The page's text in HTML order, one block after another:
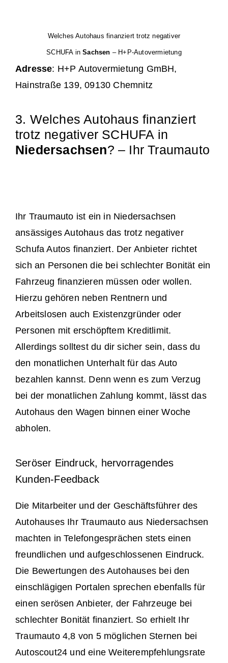
Welches Autohaus finanziert trotz negativer
SCHUFA inSachsen – H+P-Autovermietung
Adresse: H+P Autovermietung GmBH,
Hainstraße 139, 09130 Chemnitz
3. Welches Autohaus finanziert
trotz negativer SCHUFA in
Niedersachsen? – Ihr Traumauto
Ihr Traumauto ist ein in Niedersachsen
ansässiges Autohaus das trotz negativer
Schufa Autos finanziert. Der Anbieter richtet
sich an Personen die bei schlechter Bonität ein
Fahrzeug finanzieren müssen oder wollen.
Hierzu gehören neben Rentnern und
Arbeitslosen auch Existenzgründer oder
Personen mit erschöpftem Kreditlimit.
Allerdings solltest du dir sicher sein, dass du
den monatlichen Unterhalt für das Auto
bezahlen kannst. Denn wenn es zum Verzug
bei der monatlichen Zahlung kommt, lässt das
Autohaus den Wagen binnen einer Woche
abholen.
Seröser Eindruck, hervorragendes
Kunden-Feedback
Die Mitarbeiter und der Geschäftsführer des
Autohauses Ihr Traumauto aus Niedersachsen
machten in Telefongesprächen stets einen
freundlichen und aufgeschlossenen Eindruck.
Die Bewertungen des Autohauses bei den
einschlägigen Portalen sprechen ebenfalls für
einen serösen Anbieter, der Fahrzeuge bei
schlechter Bonität finanziert. So erhielt Ihr
Traumauto 4,8 von 5 möglichen Sternen bei
Autoscout24 und eine Weiterempfehlungsrate